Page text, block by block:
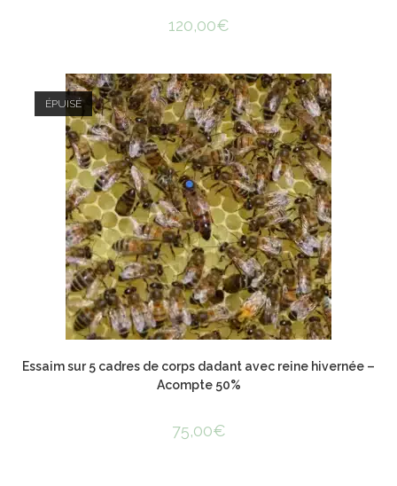
120,00€
ÉPUISÉ
Essaim sur 5 cadres de corps dadant avec reine hivernée –
Acompte 50%
75,00€